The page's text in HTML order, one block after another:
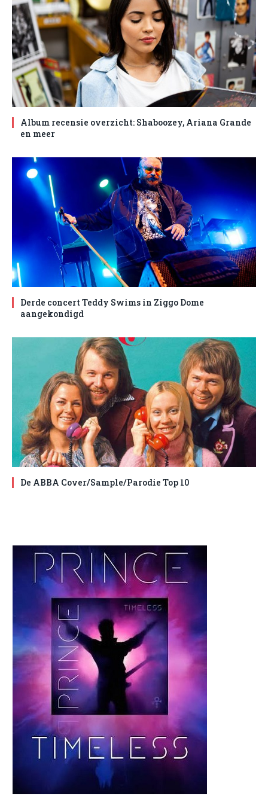
Album recensie overzicht: Shaboozey, Ariana Grande
en meer
Derde concert Teddy Swims in Ziggo Dome
aangekondigd
De ABBA Cover/Sample/Parodie Top 10